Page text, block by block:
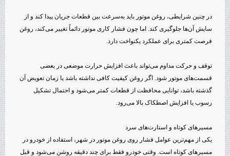
در چنین شرایطی، روغن موتور باید به‌سرعت بین قطعات جریان پیدا کند و از
سایش آن‌ها جلوگیری کند. اما چون فشار کاری موتور دائماً تغییر می‌کند، روغن
فرصت کمتری برای عملکرد یکنواخت دارد.
توقف و حرکت مداوم می‌تواند باعث افزایش حرارت موضعی در بعضی
قسمت‌های موتور شود. اگر روغن کیفیت کافی نداشته باشد یا زمان تعویض آن
گذشته باشد، توانایی محافظت از قطعات کمتر می‌شود و احتمال تشکیل
رسوب یا افزایش اصطکاک بالا می‌رود.
مسیرهای کوتاه و استارت‌های سرد
یکی از مهم‌ترین عوامل فشار روی روغن موتور در شهر، استفاده از خودرو در
مسیرهای کوتاه است. وقتی خودرو فقط برای چند دقیقه روشن می‌شود و قبل